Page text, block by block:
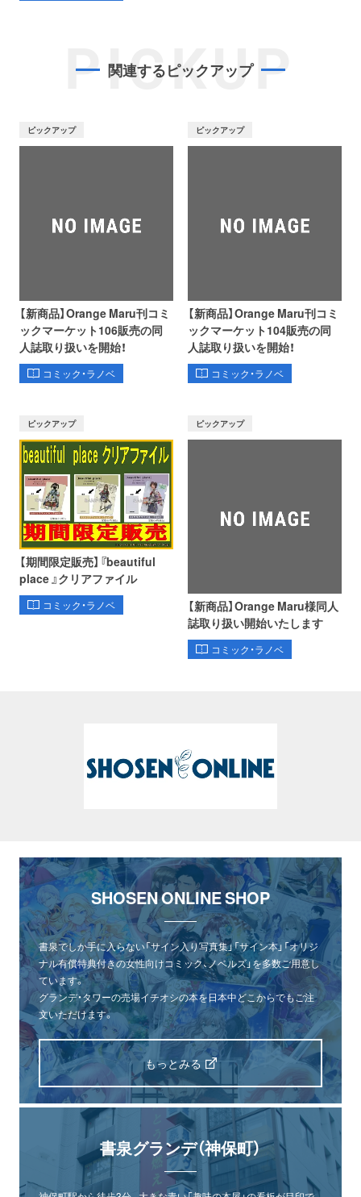
PICKUP
関連するピックアップ
ピックアップ
【新商品】Orange Maru刊コミ
ックマーケット106販売の同
人誌取り扱いを開始！
コミック・ラノベ
ピックアップ
【新商品】Orange Maru刊コミ
ックマーケット104販売の同
人誌取り扱いを開始！
コミック・ラノベ
ピックアップ
【期間限定販売】『beautiful
place 』クリアファイル
コミック・ラノベ
ピックアップ
【新商品】Orange Maru様同人
誌取り扱い開始いたします
コミック・ラノベ
SHOSEN ONLINE SHOP
書泉でしか手に入らない「サイン入り写真集」「サイン本」「オリジ
ナル有償特典付きの女性向けコミック、ノベルズ」を多数ご用意し
ています。
グランデ・タワーの売場イチオシの本を日本中どこからでもご注
文いただけます。
もっとみる
書泉グランデ（神保町）